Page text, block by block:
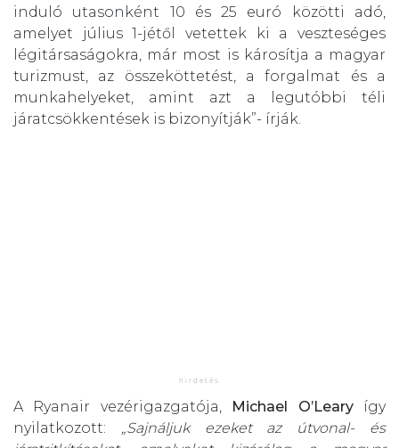
induló utasonként 10 és 25 euró közötti adó,
amelyet július 1-jétől vetettek ki a veszteséges
légitársaságokra, már most is károsítja a magyar
turizmust, az összeköttetést, a forgalmat és a
munkahelyeket, amint azt a legutóbbi téli
járatcsökkentések is bizonyítják”- írják.
A Ryanair vezérigazgatója, Michael O’Learyígy
nyilatkozott: „Sajnáljuk ezeket az útvonal- és